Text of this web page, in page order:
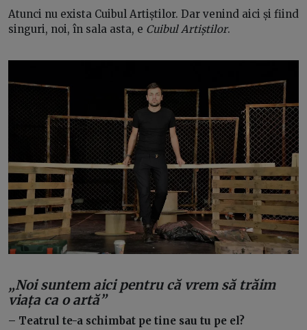
Atunci nu exista Cuibul Artiștilor. Dar venind aici și fiind
singuri, noi, în sala asta, e Cuibul Artiștilor.
„Noi suntem aici pentru că vrem să trăim
viața ca o artă”
– Teatrul te-a schimbat pe tine sau tu pe el?